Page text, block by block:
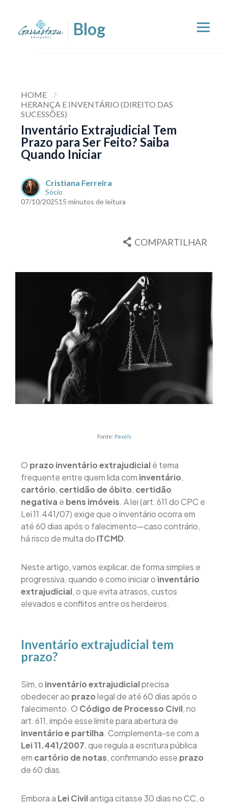
HOME
HERANÇA E INVENTÁRIO (DIREITO DAS
SUCESSÕES)
Inventário Extrajudicial Tem
Prazo para Ser Feito? Saiba
Quando Iniciar
Cristiana Ferreira
Sócio
07/10/202515 minutos de leitura
COMPARTILHAR
Fonte: Pexels
O prazo inventário extrajudicialé tema
frequente entre quem lida com inventário,
cartório, certidão de óbito, certidão
negativa e bens imóveis. A lei (art. 611 do CPC e
Lei 11.441/07) exige que o inventário ocorra em
até 60 dias após o falecimento—caso contrário,
há risco de multa do ITCMD.
Neste artigo, vamos explicar, de forma simples e
progressiva, quando e como iniciar o inventário
extrajudicial, o que evita atrasos, custos
elevados e conflitos entre os herdeiros.
Inventário extrajudicial tem
prazo?
Sim, o inventário extrajudicialprecisa
obedecer ao prazolegal de até 60 dias após o
falecimento. O Código de Processo Civil, no
art. 611, impõe esse limite para abertura de
inventário e partilha. Complementa-se com a
Lei 11.441/2007, que regula a escritura pública
em cartório de notas, confirmando esse prazo
de 60 dias.
Embora a Lei Civilantiga citasse 30 dias no CC, o